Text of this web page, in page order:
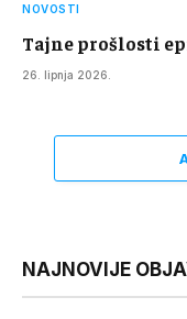
NOVOSTI
Tajne prošlosti
26. lipnja 2026.
NAJNOVIJE